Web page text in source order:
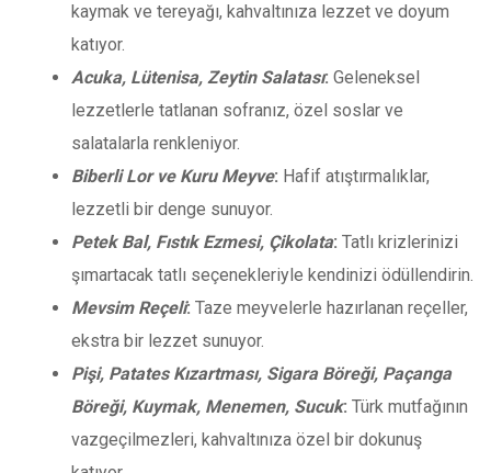
kaymak ve tereyağı, kahvaltınıza lezzet ve doyum
katıyor.
Acuka, Lütenisa, Zeytin Salatası: Geleneksel
lezzetlerle tatlanan sofranız, özel soslar ve
salatalarla renkleniyor.
Biberli Lor ve Kuru Meyve: Hafif atıştırmalıklar,
lezzetli bir denge sunuyor.
Petek Bal, Fıstık Ezmesi, Çikolata: Tatlı krizlerinizi
şımartacak tatlı seçenekleriyle kendinizi ödüllendirin.
Mevsim Reçeli: Taze meyvelerle hazırlanan reçeller,
ekstra bir lezzet sunuyor.
Pişi, Patates Kızartması, Sigara Böreği, Paçanga
Böreği, Kuymak, Menemen, Sucuk: Türk mutfağının
vazgeçilmezleri, kahvaltınıza özel bir dokunuş